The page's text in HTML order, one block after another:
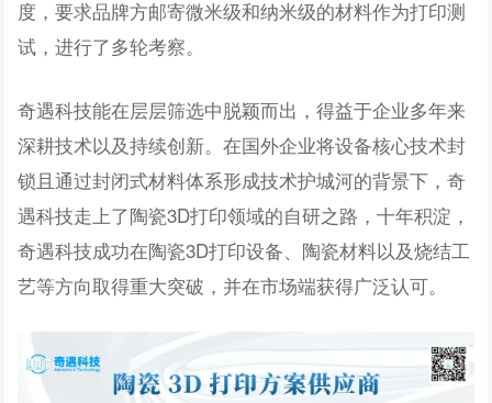
度，要求品牌方邮寄微米级和纳米级的材料作为打印测
试，进行了多轮考察。
奇遇科技能在层层筛选中脱颖而出，得益于企业多年来
深耕技术以及持续创新。在国外企业将设备核心技术封
锁且通过封闭式材料体系形成技术护城河的背景下，奇
遇科技走上了陶瓷3D打印领域的自研之路，十年积淀，
奇遇科技成功在陶瓷3D打印设备、陶瓷材料以及烧结工
艺等方向取得重大突破，并在市场端获得广泛认可。